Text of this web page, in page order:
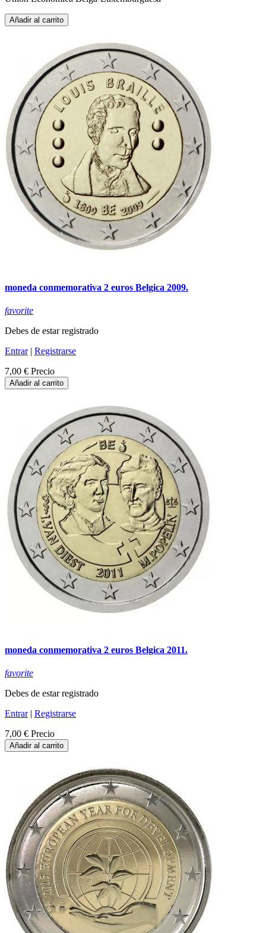
Añadir al carrito
moneda conmemorativa 2 euros Belgica 2009.
favorite
Debes de estar registrado
Entrar| Registrarse
7,00 € Precio
Añadir al carrito
moneda conmemorativa 2 euros Belgica 2011.
favorite
Debes de estar registrado
Entrar| Registrarse
7,00 € Precio
Añadir al carrito